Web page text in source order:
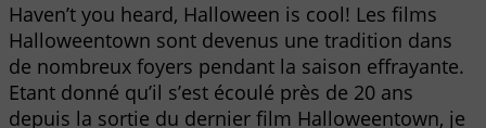
Haven’t you heard, Halloween is cool! Les films
Halloweentown sont devenus une tradition dans
de nombreux foyers pendant la saison effrayante.
Etant donné qu’il s’est écoulé près de 20 ans
depuis la sortie du dernier film Halloweentown, je